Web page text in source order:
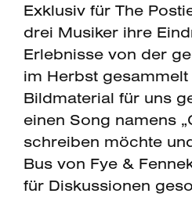
Exklusiv für The
drei Musiker ihre
Erlebnisse von der
im Herbst
Bildmaterial für uns
einen Song namens
schreiben möchte
Bus von Fye &
für Diskussionen